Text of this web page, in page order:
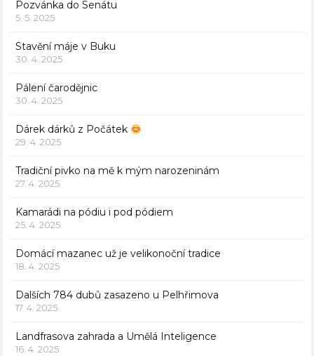
Pozvánka do Senátu
5. 5. 2025
Stavění máje v Buku
30. 4. 2025
Pálení čarodějnic
30. 4. 2025
Dárek dárků z Počátek
29. 4. 2025
Tradiční pivko na mě k mým narozeninám
27. 4. 2025
Kamarádi na pódiu i pod pódiem
25. 4. 2025
Domácí mazanec už je velikonoční tradice
18. 4. 2025
Dalších 784 dubů zasazeno u Pelhřimova
17. 4. 2025
Landfrasova zahrada a Umělá Inteligence
16. 4. 2025